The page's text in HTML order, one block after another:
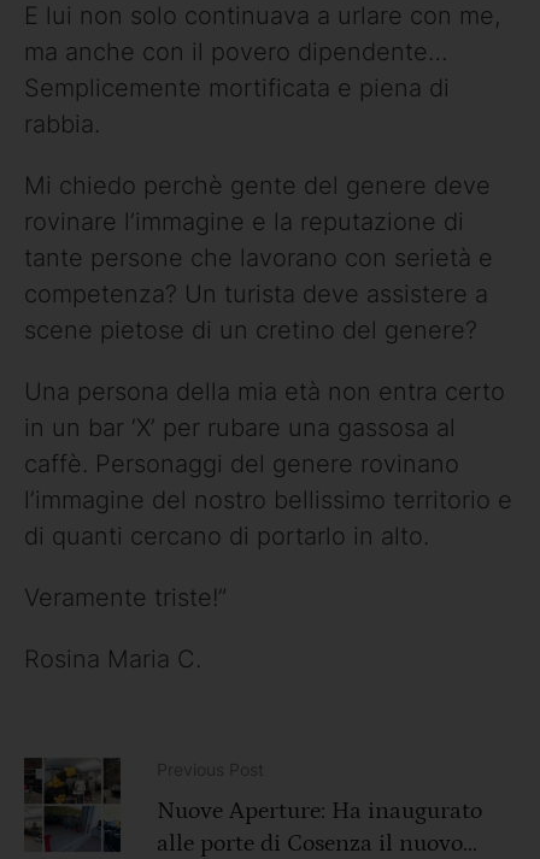
E lui non solo continuava a urlare con me,
ma anche con il povero dipendente…
Semplicemente mortificata e piena di
rabbia.
Mi chiedo perchè gente del genere deve
rovinare l’immagine e la reputazione di
tante persone che lavorano con serietà e
competenza? Un turista deve assistere a
scene pietose di un cretino del genere?
Una persona della mia età non entra certo
in un bar ‘X’ per rubare una gassosa al
caffè. Personaggi del genere rovinano
l’immagine del nostro bellissimo territorio e
di quanti cercano di portarlo in alto.
Veramente triste!”
Rosina Maria C.
Nuove Aperture: Ha inaugurato
alle porte di Cosenza il nuovo